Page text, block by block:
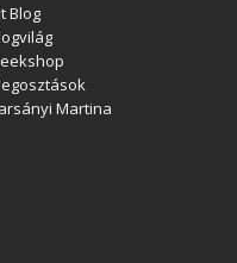
Blog
Martina